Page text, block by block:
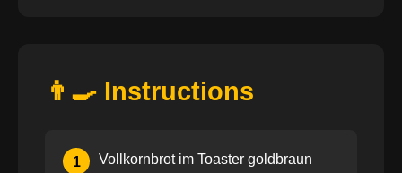
👨‍🍳 Instructions
1
Vollkornbrot im Toaster goldbraun